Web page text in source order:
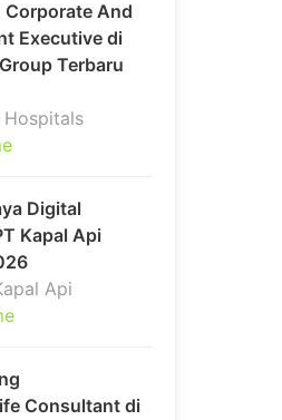
Corporate And
Executive di
Terbaru
Hospitals
Digital
Kapal Api
Api
Consultant di